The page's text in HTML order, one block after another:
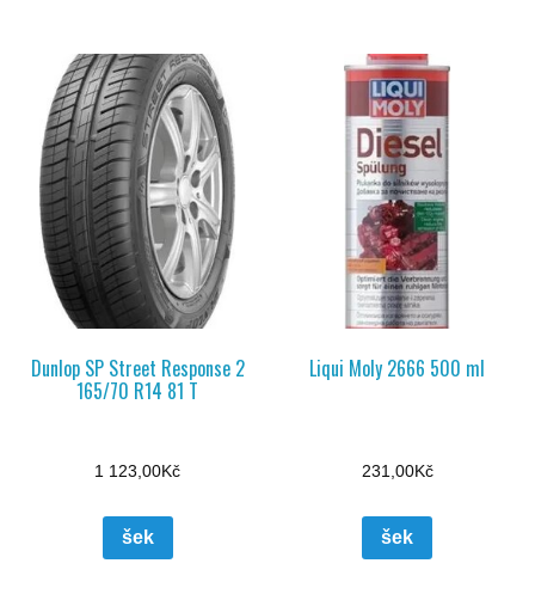
Dunlop SP Street Response 2
165/70 R14 81 T
1 123,00Kč
šek
Liqui Moly 2666 500 ml
231,00Kč
šek